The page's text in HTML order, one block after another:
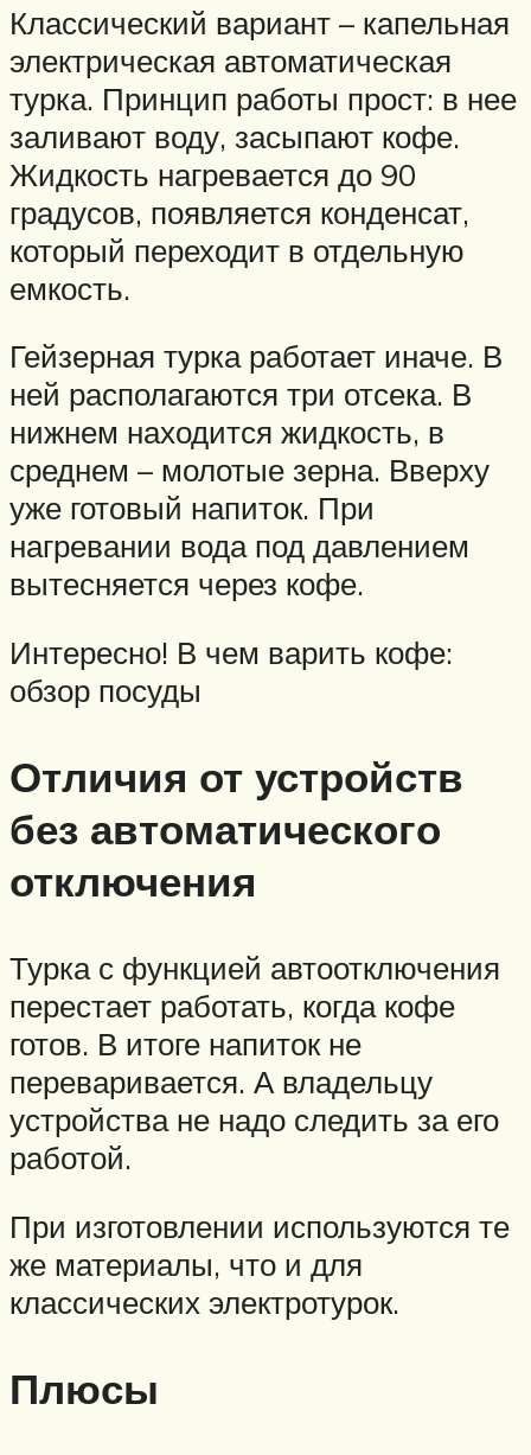
Классический вариант – капельная
электрическая автоматическая
турка. Принцип работы прост: в нее
заливают воду, засыпают кофе.
Жидкость нагревается до 90
градусов, появляется конденсат,
который переходит в отдельную
емкость.
Гейзерная турка работает иначе. В
ней располагаются три отсека. В
нижнем находится жидкость, в
среднем – молотые зерна. Вверху
уже готовый напиток. При
нагревании вода под давлением
вытесняется через кофе.
Интересно! В чем варить кофе:
обзор посуды
Отличия от устройств
без автоматического
отключения
Турка с функцией автоотключения
перестает работать, когда кофе
готов. В итоге напиток не
переваривается. А владельцу
устройства не надо следить за его
работой.
При изготовлении используются те
же материалы, что и для
классических электротурок.
Плюсы